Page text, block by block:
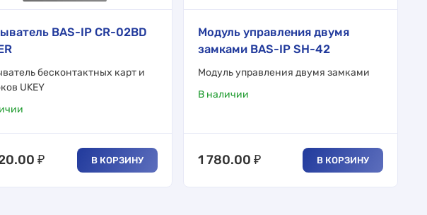
BAS-IP CR-02BD
бесконтактных карт и
UKEY
₽ В КОРЗИНУ
Модуль управления двумя
замками BAS-IP SH-42
Модуль управления двумя замками
В наличии
1 780.00 ₽ В КОРЗИНУ